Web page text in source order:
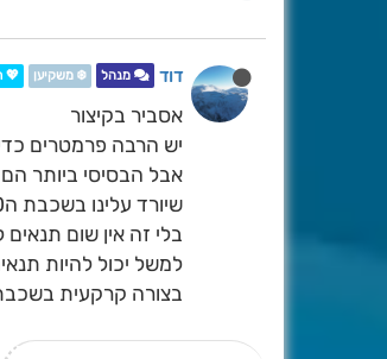
דוד מנהל ❄️ משקיען 💖
אסביר בקיצור
יש הרבה פרמטרים
שיורד עלינו בשכבת ה850 מ״ב
בלי זה אין שום תנאים
בצורה קרקעית בשכבת ה500 אז יהיה קור בלי משקעים,